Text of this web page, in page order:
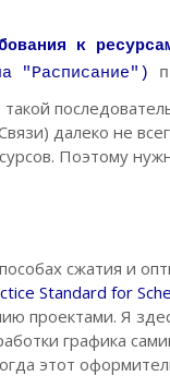
к
"Расписание")
далеко не
Поэтому
сжатия и
Standard for
проектами. Я
графика
этот